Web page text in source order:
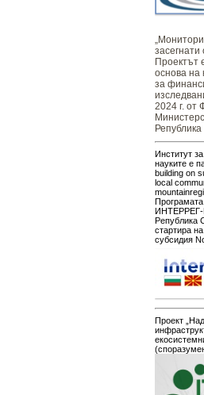
Проектът
основа на
за
2024 г. от
Институт
науките е
building on
local
ИНТЕРРЕГ-
Република
стартира
субсидия
Проект